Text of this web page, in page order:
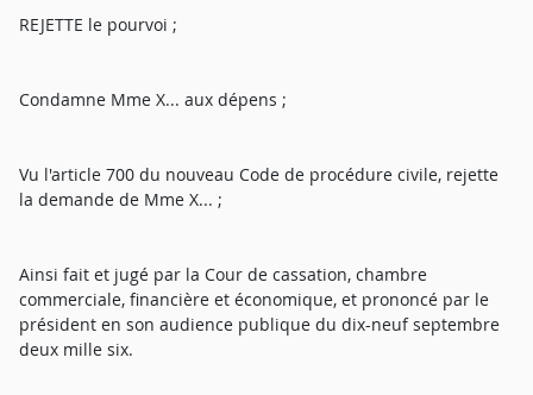
REJETTE le pourvoi ;
Condamne Mme X... aux dépens ;
Vu l'article 700 du nouveau Code de procédure civile, rejette
la demande de Mme X... ;
Ainsi fait et jugé par la Cour de cassation, chambre
commerciale, financière et économique, et prononcé par le
président en son audience publique du dix-neuf septembre
deux mille six.